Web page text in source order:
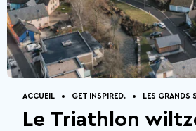
Découverte de la
Nature
Restaurants.
Comment venir?
ACCUEIL GET INSPIRED. LES GRANDS
Le Triathlon